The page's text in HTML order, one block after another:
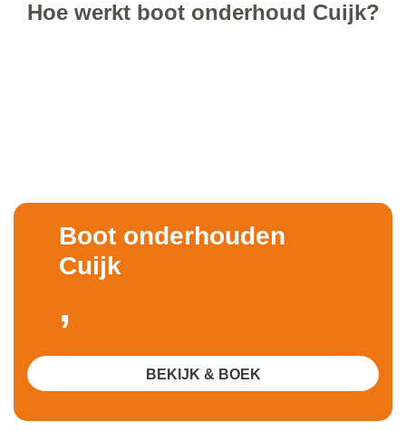
Hoe werkt boot onderhoud Cuijk?
Boot onderhouden
Cuijk
,
BEKIJK & BOEK